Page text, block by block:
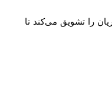
را تشویق می‌کند تا